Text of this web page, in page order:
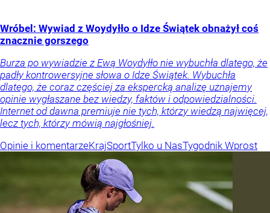
Wróbel: Wywiad z Woydyłło o Idze Świątek obnażył coś
znacznie gorszego
Burza po wywiadzie z Ewą Woydyłło nie wybuchła dlatego, że
padły kontrowersyjne słowa o Idze Świątek. Wybuchła
dlatego, że coraz częściej za ekspercką analizę uznajemy
opinie wygłaszane bez wiedzy, faktów i odpowiedzialności.
Internet od dawna premiuje nie tych, którzy wiedzą najwięcej,
lecz tych, którzy mówią najgłośniej.
Opinie i komentarzeKrajSportTylko u NasTygodnik Wprost